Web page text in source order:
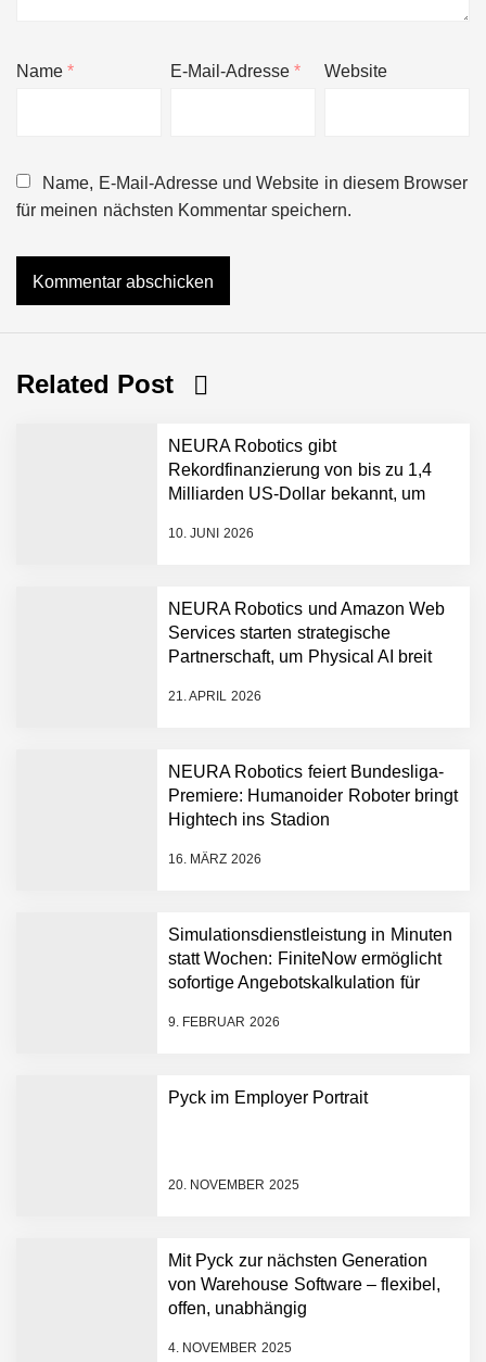
Name* E-Mail-Adresse* Website
Name, E-Mail-Adresse und Website in diesem Browser
für meinen nächsten Kommentar speichern.
Related Post
NEURA Robotics gibt
Rekordfinanzierung von bis zu 1,4
Milliarden US-Dollar bekannt, um
Physical-AI-Plattform zu
10. JUNI 2026
NEURA Robotics und Amazon Web
Services starten strategische
Partnerschaft, um Physical AI breit
21. APRIL 2026
NEURA Robotics feiert Bundesliga-
Premiere: Humanoider Roboter bringt
Hightech ins Stadion
16. MÄRZ 2026
Simulationsdienstleistung in Minuten
statt Wochen: FiniteNow ermöglicht
sofortige Angebotskalkulation für
9. FEBRUAR 2026
Pyck im Employer Portrait
20. NOVEMBER 2025
Mit Pyck zur nächsten Generation
von Warehouse Software – flexibel,
offen, unabhängig
4. NOVEMBER 2025
NEURA Robotics gibt
Rekordfinanzierung von
Dollar bekannt, um den
Plattform zu beschleunigen
NEURA Robotics und
Amazon Web Services
starten strategische
AI breit auszurollen
Humanoider Roboter bringt
Hightech ins Stadion
Simulationsdienstleistung in
Minuten statt Wochen:
FiniteNow ermöglicht
Entwicklungsprozesse
Maximilian Mack von Pyck